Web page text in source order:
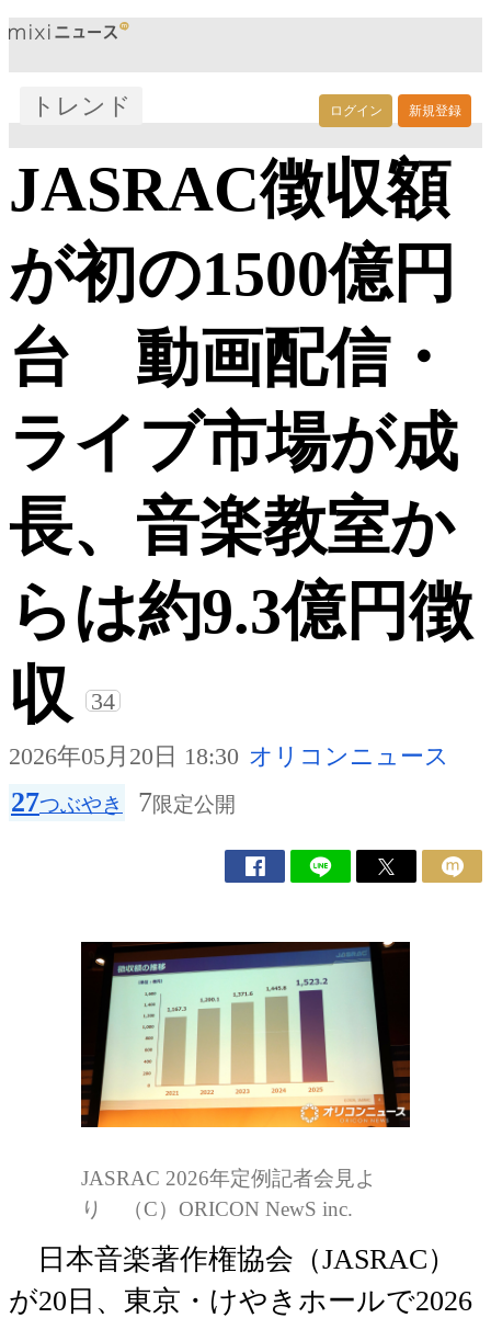
ログイン 新規登録
トレンド
JASRAC徴収額
が初の1500億円
台 動画配信・
ライブ市場が成
長、音楽教室か
らは約9.3億円徴
収
34
2026年05月20日 18:30 オリコンニュース
27つぶやき 7限定公開
JASRAC 2026年定例記者会見よ
り （C）ORICON NewS inc.
日本音楽著作権協会（JASRAC）
が20日、東京・けやきホールで2026